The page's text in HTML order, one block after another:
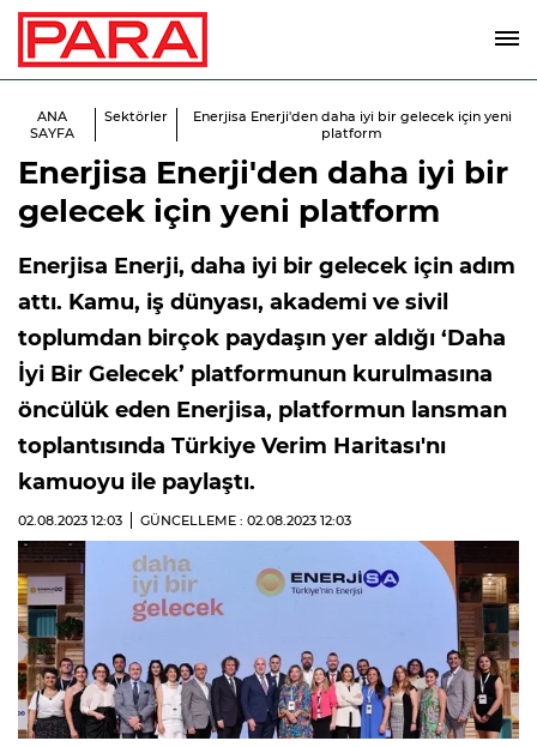
ANA
SAYFA
Sektörler
Enerjisa Enerji'den daha iyi bir gelecek için yeni
platform
Enerjisa Enerji'den daha iyi bir
gelecek için yeni platform
Enerjisa Enerji, daha iyi bir gelecek için adım
attı. Kamu, iş dünyası, akademi ve sivil
toplumdan birçok paydaşın yer aldığı ‘Daha
İyi Bir Gelecek’ platformunun kurulmasına
öncülük eden Enerjisa, platformun lansman
toplantısında Türkiye Verim Haritası'nı
kamuoyu ile paylaştı.
02.08.2023 12:03 GÜNCELLEME : 02.08.2023 12:03